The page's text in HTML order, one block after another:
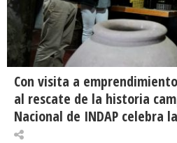
Con visita a
al rescate de la historia
Nacional de INDAP celebra